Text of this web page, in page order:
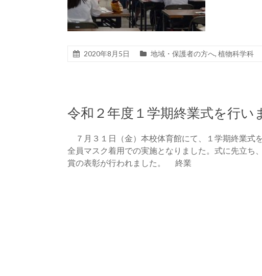
2020年8月5日 地域・保護者の方へ, 植物科学科
令和２年度１学期終業式を行い
７月３１日（金）本校体育館にて、１学期終業式
全員マスク着用での実施となりました。式に先立ち
賞の表彰が行われました。 終業